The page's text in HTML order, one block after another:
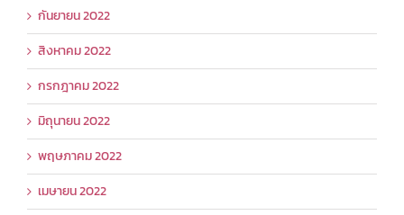
กันยายน 2022
สิงหาคม 2022
กรกฎาคม 2022
มิถุนายน 2022
พฤษภาคม 2022
เมษายน 2022